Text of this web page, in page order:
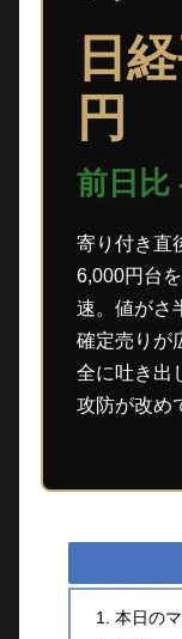
日
円
前日比
寄り付き直
6,000円台
速。値がさ
確定売りが
全に吐き出
攻防が改め
本日の